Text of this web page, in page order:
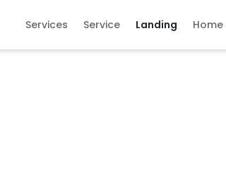
Services Service Landing Home